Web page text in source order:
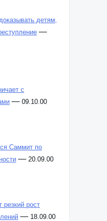
детям,
—
с
— 09.10.00
Саммит по
— 20.09.00
резкий рост
— 18.09.00